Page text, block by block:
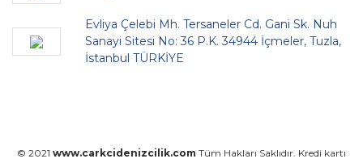
Evliya Çelebi Mh. Tersaneler Cd. Gani Sk. Nuh
Sanayi Sitesi No: 36 P.K. 34944 İçmeler, Tuzla,
İstanbul TÜRKİYE
© 2021 www.carkcidenizcilik.com Tüm Hakları Saklıdır. Kredi kartı